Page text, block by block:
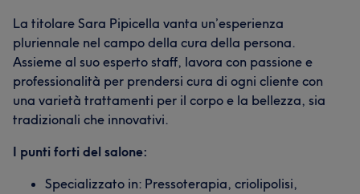
La titolare Sara Pipicella vanta un’esperienza
pluriennale nel campo della cura della persona.
Assieme al suo esperto staff, lavora con passione e
professionalità per prendersi cura di ogni cliente con
una varietà trattamenti per il corpo e la bellezza, sia
tradizionali che innovativi.
I punti forti del salone:
Specializzato in: Pressoterapia, criolipolisi,